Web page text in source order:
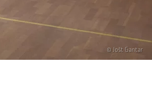
© Jošt Gantar